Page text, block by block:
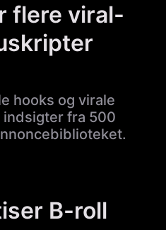
flere viral-
hooks og virale
fra 500
B-roll